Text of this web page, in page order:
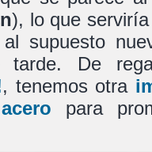
), lo que
supuesto
tarde. De
, tenemos otra
para